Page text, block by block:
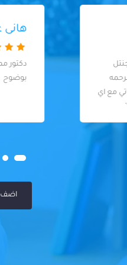
هانى عبد العزيز
دكتور ممتاز وامين
اضف